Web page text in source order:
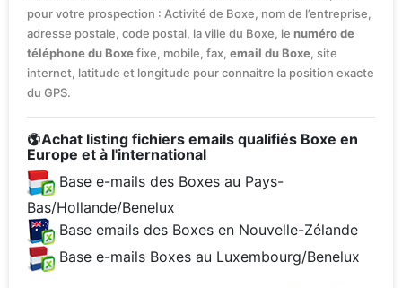
pour votre prospection : Activité de Boxe, nom de l’entreprise,
adresse postale, code postal, la ville du Boxe, le numéro de
téléphone du Boxefixe, mobile, fax, email du Boxe, site
internet, latitude et longitude pour connaitre la position exacte
du GPS.
Achat listing fichiers emails qualifiés Boxe en
Europe et à l'international
Base e-mails des Boxes au Pays-
Bas/Hollande/Benelux
Base emails des Boxes en Nouvelle-Zélande
Base e-mails Boxes au Luxembourg/Benelux